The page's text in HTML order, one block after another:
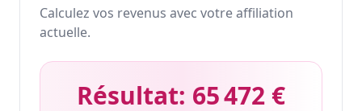
Calculez vos revenus avec votre affiliation
actuelle.
Résultat: 65 472 €